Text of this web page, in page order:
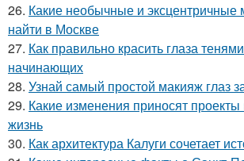
26. Какие необычные и эксцентричные
найти в Москве
27. Как правильно красить глаза
начинающих
28. Узнай самый простой макияж глаз
29. Какие изменения приносят проекты
жизнь
30. Как архитектура Калуги сочетает